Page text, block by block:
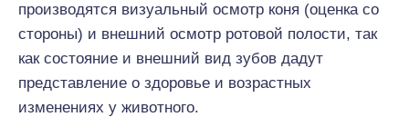
производятся визуальный осмотр коня (оценка со
стороны) и внешний осмотр ротовой полости, так
как состояние и внешний вид зубов дадут
представление о здоровье и возрастных
изменениях у животного.